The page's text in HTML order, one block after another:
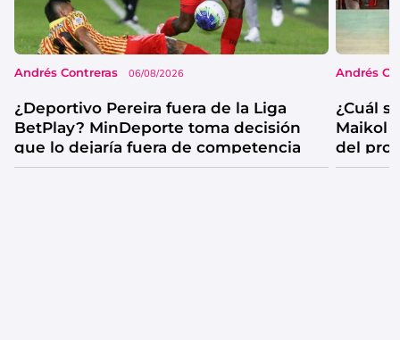
Andrés Contreras 06/08/2026
¿Deportivo Pereira fuera de la Liga
BetPlay? MinDeporte toma decisión
que lo dejaría fuera de competencia
Andrés
¿Cuál
Maikol
del